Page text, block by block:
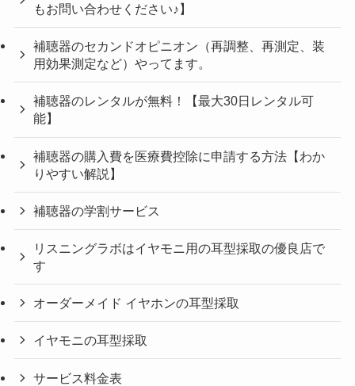
もお問い合わせください♪】
補聴器のセカンドオピニオン（再調整、再測定、装
用効果測定など）やってます。
補聴器のレンタルが無料！【最大30日レンタル可
能】
補聴器の購入費を医療費控除に申請する方法【わか
りやすい解説】
補聴器の学割サービス
リスニングラボはイヤモニ用の耳型採取の優良店で
す
オーダーメイド イヤホンの耳型採取
イヤモニの耳型採取
サービス料金表